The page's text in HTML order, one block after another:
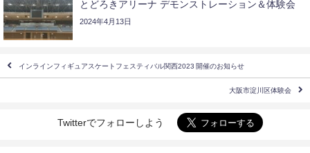
とどろきアリーナ デモンストレーション＆体験会
2024年4月13日
インラインフィギュアスケートフェスティバル関西2023 開催のお知らせ
大阪市淀川区体験会
Twitterでフォローしよう